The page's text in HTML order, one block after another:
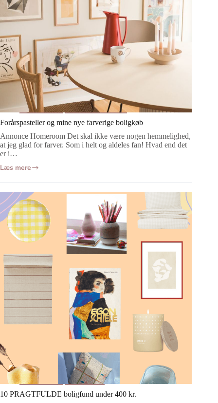
Indretning Stue og køkken
Forårspasteller og mine nye farverige boligkøb
Annonce Homeroom Det skal ikke være nogen hemmelighed,
at jeg glad for farver. Som i helt og aldeles fan! Hvad end det
er i…
Læs mere
Forårspasteller
og
mine
nye
farverige
boligkøb
Indretning Boligtips
10 PRAGTFULDE boligfund under 400 kr.